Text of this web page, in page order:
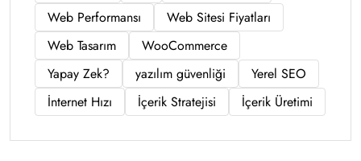
Web Performansı
Web Sitesi Fiyatları
Web Tasarım
WooCommerce
Yapay Zek?
yazılım güvenliği
Yerel SEO
İnternet Hızı
İçerik Stratejisi İçerik Üretimi